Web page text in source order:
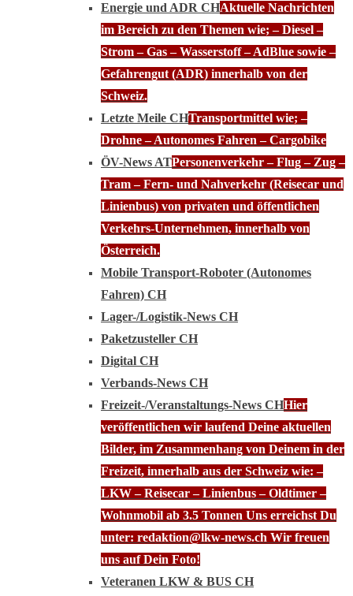
Energie und ADR CHAktuelle Nachrichten
im Bereich zu den Themen wie; – Diesel –
Strom – Gas – Wasserstoff – AdBlue sowie –
Gefahrengut (ADR) innerhalb von der
Schweiz.
Letzte Meile CHTransportmittel wie; –
Drohne – Autonomes Fahren – Cargobike
ÖV-News ATPersonenverkehr – Flug – Zug –
Tram – Fern- und Nahverkehr (Reisecar und
Linienbus) von privaten und öffentlichen
Verkehrs-Unternehmen, innerhalb von
Österreich.
Mobile Transport-Roboter (Autonomes
Fahren) CH
Lager-/Logistik-News CH
Paketzusteller CH
Digital CH
Verbands-News CH
Freizeit-/Veranstaltungs-News CHHier
veröffentlichen wir laufend Deine aktuellen
Bilder, im Zusammenhang von Deinem in der
Freizeit, innerhalb aus der Schweiz wie: –
LKW – Reisecar – Linienbus – Oldtimer –
Wohnmobil ab 3.5 Tonnen Uns erreichst Du
unter: redaktion@lkw-news.ch Wir freuen
uns auf Dein Foto!
Veteranen LKW & BUS CH